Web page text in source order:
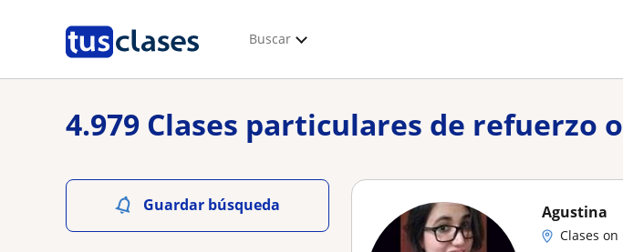
Buscar
4.979 Clases particulares de refuerzo
Guardar búsqueda Agustina
Clases